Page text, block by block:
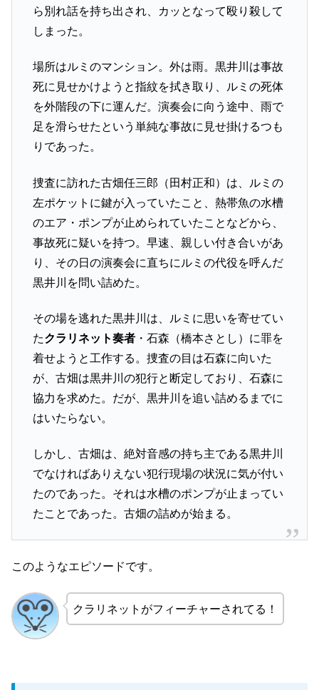
ら別れ話を持ち出され、カッとなって殴り殺して
しまった。
場所はルミのマンション。外は雨。黒井川は事故
死に見せかけようと指紋を拭き取り、ルミの死体
を外階段の下に運んだ。演奏会に向う途中、雨で
足を滑らせたという単純な事故に見せ掛けるつも
りであった。
捜査に訪れた古畑任三郎（田村正和）は、ルミの
左ポケットに鍵が入っていたこと、熱帯魚の水槽
のエア・ポンプが止められていたことなどから、
事故死に疑いを持つ。早速、親しい付き合いがあ
り、その日の演奏会に直ちにルミの代役を呼んだ
黒井川を問い詰めた。
その場を逃れた黒井川は、ルミに思いを寄せてい
たクラリネット奏者・石森（橋本さとし）に罪を
着せようと工作する。捜査の目は石森に向いた
が、古畑は黒井川の犯行と断定しており、石森に
協力を求めた。だが、黒井川を追い詰めるまでに
はいたらない。
しかし、古畑は、絶対音感の持ち主である黒井川
でなければありえない犯行現場の状況に気が付い
たのであった。それは水槽のポンプが止まってい
たことであった。古畑の詰めが始まる。
このようなエピソードです。
クラリネットがフィーチャーされてる！